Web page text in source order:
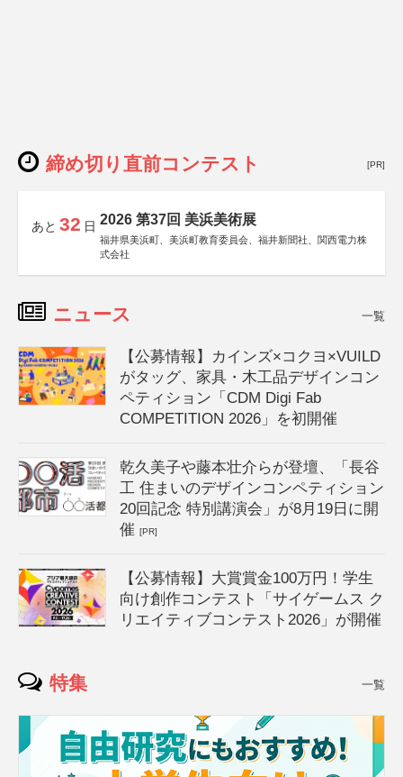
締め切り直前コンテスト [PR]
あと 32 日 2026 第37回 美浜美術展
福井県美浜町、美浜町教育委員会、福井新聞社、関西電力株
式会社
ニュース 一覧
【公募情報】カインズ×コクヨ×VUILD
がタッグ、家具・木工品デザインコン
ペティション「CDM Digi Fab
COMPETITION 2026」を初開催
乾久美子や藤本壮介らが登壇、「長谷
工 住まいのデザインコンペティション
20回記念 特別講演会」が8月19日に開
催[PR]
【公募情報】大賞賞金100万円！学生
向け創作コンテスト「サイゲームス ク
リエイティブコンテスト2026」が開催
特集 一覧